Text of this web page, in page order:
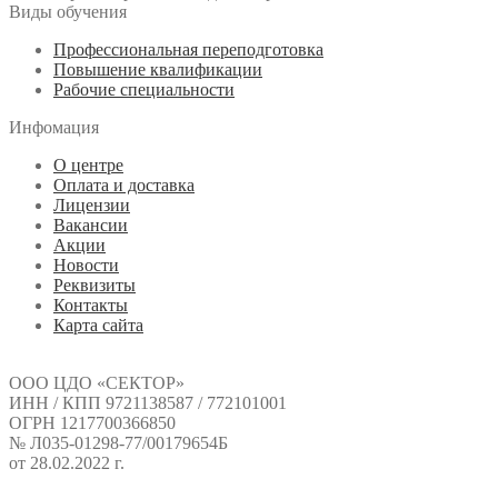
Виды обучения
Профессиональная переподготовка
Повышение квалификации
Рабочие специальности
Инфомация
О центре
Оплата и доставка
Лицензии
Вакансии
Акции
Новости
Реквизиты
Контакты
Карта сайта
ООО ЦДО «СЕКТОР»
ИНН / КПП 9721138587 / 772101001
ОГРН 1217700366850
№ Л035-01298-77/00179654Б
от 28.02.2022 г.